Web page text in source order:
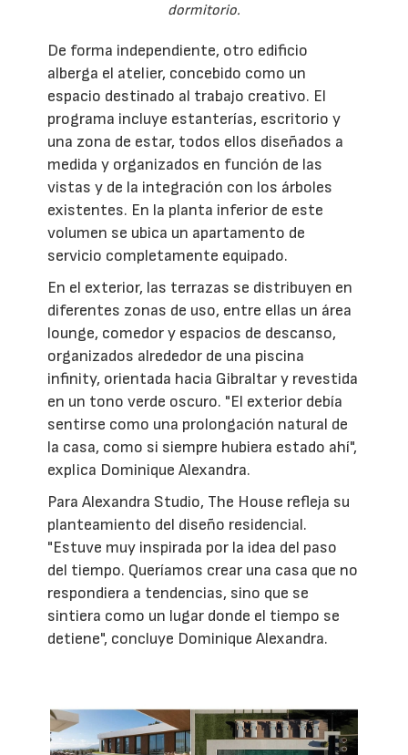
dormitorio.
De forma independiente, otro edificio
alberga el atelier, concebido como un
espacio destinado al trabajo creativo. El
programa incluye estanterías, escritorio y
una zona de estar, todos ellos diseñados a
medida y organizados en función de las
vistas y de la integración con los árboles
existentes. En la planta inferior de este
volumen se ubica un apartamento de
servicio completamente equipado.
En el exterior, las terrazas se distribuyen en
diferentes zonas de uso, entre ellas un área
lounge, comedor y espacios de descanso,
organizados alrededor de una piscina
infinity, orientada hacia Gibraltar y revestida
en un tono verde oscuro. "El exterior debía
sentirse como una prolongación natural de
la casa, como si siempre hubiera estado ahí",
explica Dominique Alexandra.
Para Alexandra Studio, The House refleja su
planteamiento del diseño residencial.
"Estuve muy inspirada por la idea del paso
del tiempo. Queríamos crear una casa que no
respondiera a tendencias, sino que se
sintiera como un lugar donde el tiempo se
detiene", concluye Dominique Alexandra.